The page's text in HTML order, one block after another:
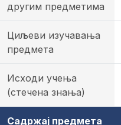
другим предметима
Циљеви изучавања
предмета
Исходи учења
(стечена знања)
Садржај предмета